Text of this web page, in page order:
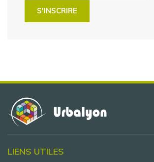
LIENS UTILES